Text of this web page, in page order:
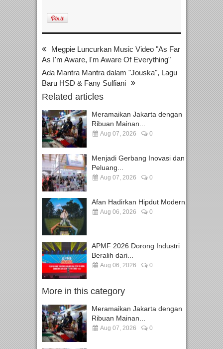
Megpie Luncurkan Music Video "As Far
As I'm Aware, I'm Aware Of Everything"
Ada Mantra Mantra dalam "Jouska", Lagu
Baru HSD & Fany Sulfiani
Related articles
Meramaikan Jakarta dengan
Ribuan Mainan...
Aug 07, 2026 0
Menjadi Gerbang Inovasi dan
Peluang...
Aug 07, 2026 0
Afan Hadirkan Hipdut Modern...
Aug 06, 2026 0
APMF 2026 Dorong Industri
Beralih dari...
Aug 06, 2026 0
More in this category
Meramaikan Jakarta dengan
Ribuan Mainan...
Aug 07, 2026 0